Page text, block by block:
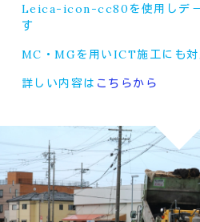
Leica-icon-cc80 を使用しデ
す
MC・MGを用いICT施工にも対
詳しい内容は こちらから